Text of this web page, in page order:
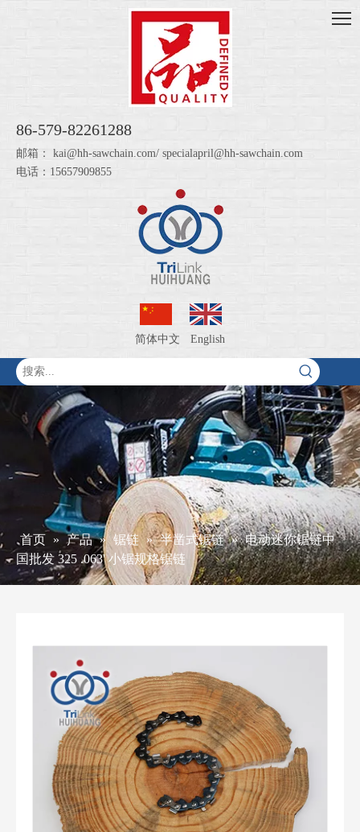
86-579-82261288
邮箱： kai@hh-sawchain.com/ specialapril@hh-sawchain.com
电话：15657909855
简体中文 English
首页 » 产品 » 锯链 » 半凿式锯链 » 电动迷你锯链中
国批发 325 .063' 小锯规格锯链